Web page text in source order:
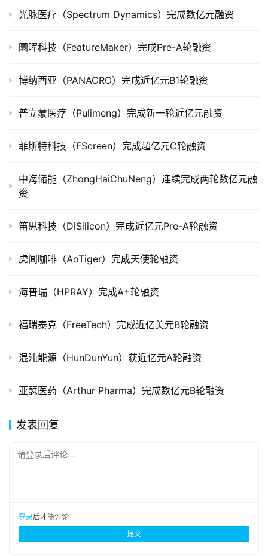
司
市
创
数
创
院
光脉医疗（Spectrum Dynamics）完成数亿元融资
圜晖科技（FeatureMaker）完成Pre-A轮融资
博纳西亚（PANACRO）完成近亿元B1轮融资
普立蒙医疗（Pulimeng）完成新一轮近亿元融资
菲斯特科技（FScreen）完成超亿元C轮融资
中海储能（ZhongHaiChuNeng）连续完成两轮数亿元融
资
笛思科技（DiSilicon）完成近亿元Pre-A轮融资
虎闻咖啡（AoTiger）完成天使轮融资
海普瑞（HPRAY）完成A+轮融资
福瑞泰克（FreeTech）完成近亿美元B轮融资
混沌能源（HunDunYun）获近亿元A轮融资
亚瑟医药（Arthur Pharma）完成数亿元B轮融资
发表回复
请登录后评论...
登录后才能评论
提交